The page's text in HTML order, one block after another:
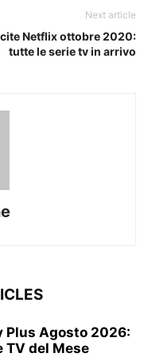
Next article
Netflix ottobre 2020:
tutte le serie tv in arrivo
Plus Agosto 2026:
TV del Mese